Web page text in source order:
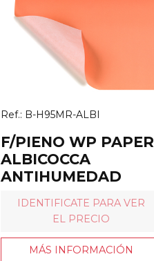
Ref.: B-H95MR-ALBI
F/PIENO WP PAPER
ALBICOCCA
ANTIHUMEDAD
IDENTIFICATE PARA VER
EL PRECIO
MÁS INFORMACIÓN